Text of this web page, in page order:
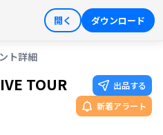
開く ダウンロード
ログイン 会員登録
ト詳細
TOUR
出品する
新着アラート